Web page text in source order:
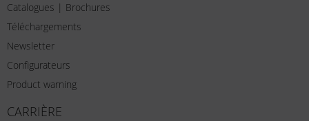
Catalogues | Brochures
Téléchargements
Newsletter
Configurateurs
Product warning
CARRIÈRE